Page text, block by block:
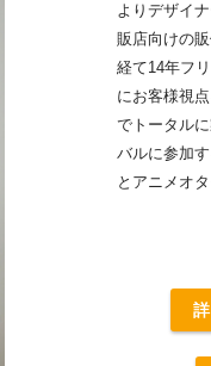
よりデザイ
販店向けの
経て14年フ
にお客様視
でトータル
バルに参加
とアニメオ